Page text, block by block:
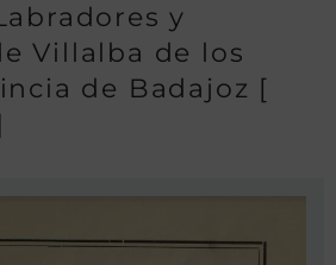
y
Villalba de los
de Badajoz [